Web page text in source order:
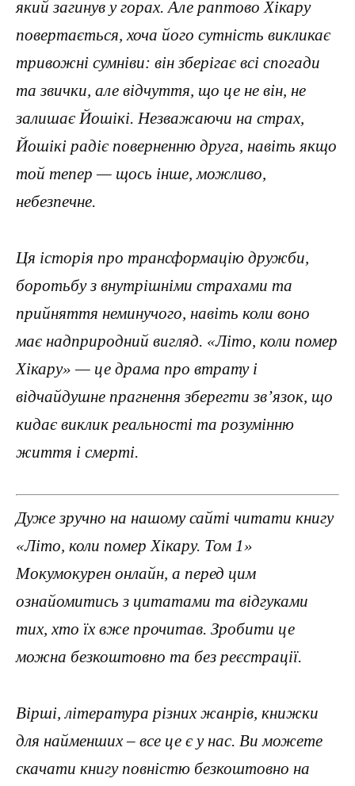
який загинув у горах. Але раптово Хікару
повертається, хоча його сутність викликає
тривожні сумніви: він зберігає всі спогади
та звички, але відчуття, що це не він, не
залишає Йошікі. Незважаючи на страх,
Йошікі радіє поверненню друга, навіть якщо
той тепер — щось інше, можливо,
небезпечне.
Ця історія про трансформацію дружби,
боротьбу з внутрішніми страхами та
прийняття неминучого, навіть коли воно
має надприродний вигляд. «Літо, коли помер
Хікару» — це драма про втрату і
відчайдушне прагнення зберегти зв’язок, що
кидає виклик реальності та розумінню
життя і смерті.
Дуже зручно на нашому сайті читати книгу
«Літо, коли помер Хікару. Том 1»
Мокумокурен онлайн, а перед цим
ознайомитись з цитатами та відгуками
тих, хто їх вже прочитав. Зробити це
можна безкоштовно та без реєстрації.
Вірші, література різних жанрів, книжки
для найменших – все це є у нас. Ви можете
скачати книгу повністю безкоштовно на